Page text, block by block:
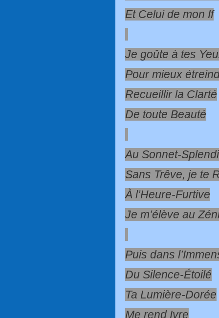
Et Celui de mon If
Je goûte à tes
Pour mieux
Recueillir la Clarté
De toute Beauté
Au Sonnet-
Sans Trêve, je te
À l’Heure-Furtive
Je m’élève au
Puis dans
Du Silence-Étoilé
Ta Lumière-Dorée
Me rend Ivre